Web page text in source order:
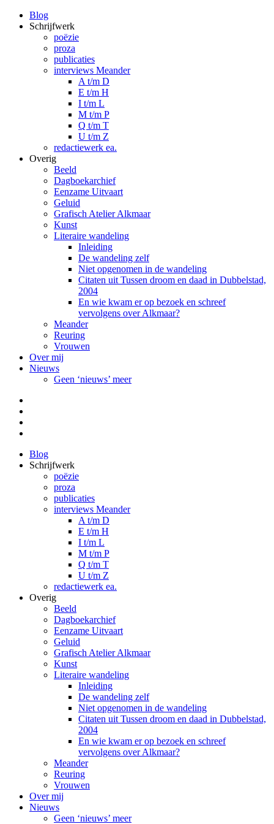
Blog
Schrijfwerk
poëzie
proza
publicaties
interviews Meander
A t/m D
E t/m H
I t/m L
M t/m P
Q t/m T
U t/m Z
redactiewerk ea.
Overig
Beeld
Dagboekarchief
Eenzame Uitvaart
Geluid
Grafisch Atelier Alkmaar
Kunst
Literaire wandeling
Inleiding
De wandeling zelf
Niet opgenomen in de wandeling
Citaten uit Tussen droom en daad in Dubbelstad,
2004
En wie kwam er op bezoek en schreef
vervolgens over Alkmaar?
Meander
Reuring
Vrouwen
Over mij
Nieuws
Geen ‘nieuws’ meer
Blog
Schrijfwerk
poëzie
proza
publicaties
interviews Meander
A t/m D
E t/m H
I t/m L
M t/m P
Q t/m T
U t/m Z
redactiewerk ea.
Overig
Beeld
Dagboekarchief
Eenzame Uitvaart
Geluid
Grafisch Atelier Alkmaar
Kunst
Literaire wandeling
Inleiding
De wandeling zelf
Niet opgenomen in de wandeling
Citaten uit Tussen droom en daad in Dubbelstad,
2004
En wie kwam er op bezoek en schreef
vervolgens over Alkmaar?
Meander
Reuring
Vrouwen
Over mij
Nieuws
Geen ‘nieuws’ meer